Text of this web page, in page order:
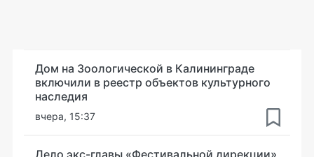
Дом на Зоологической в Калининграде
включили в реестр объектов культурного
наследия
вчера, 15:37
Дело экс-главы «Фестивальной дирекции»